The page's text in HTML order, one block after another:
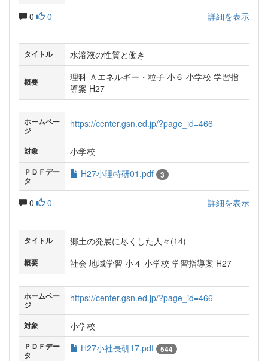
0 0 詳細を表示
タイトル 水溶液の性質と働き
概要
理科 Ａエネルギー・粒子 小６ 小学校 学習指
導案 H27
ホームペー
ジ
https://center.gsn.ed.jp/?page_id=466
対象 小学校
ＰＤＦデー
タ
H27小理特研01.pdf 3
0 0 詳細を表示
タイトル 郷土の発展に尽くした人々(14)
概要 社会 地域学習 小４ 小学校 学習指導案 H27
ホームペー
ジ
https://center.gsn.ed.jp/?page_id=466
対象 小学校
ＰＤＦデー
タ
H27小社長研17.pdf 544